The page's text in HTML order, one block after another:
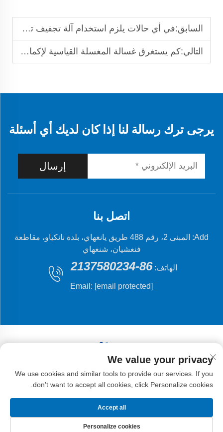
السابق:في أي حالات يلزم استخدام آلة تجفيف تجارية عالية الأداء؟
التالي:كم يستغرق غسالة المغسلة القياسية لإكمال دورة الغسيل؟
يرجى ترك رسالة لنا إذا كان لديك أي أسئلة
إرسال
اتصل بنا
Add: المبنى 2، رقم 488 طريق يانغهاي، بلدة نانكياو، مقاطعة
فنغشيان، شنغهاي
الهاتف: 86-2137580234
Email: [email protected]
حقوق النشر © 2024 شركة شنغهاي فلينغ فيش للتصنيع
الميكانيكي المحدودة.
We value your privacy
We use cookies and similar tools to provide our services. If you
don't want to accept all cookies, click Personalize cookies.
Personalize cookies
Accept all